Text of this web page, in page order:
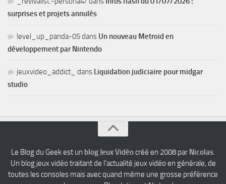
surprises et projets annulés
level_up_panda-05dans Un nouveau Metroid en
développement par Nintendo
jeuxvideo_addict_ dans Liquidation judiciaire pour midgar
studio
Le Blog du Geek est un blog Jeux Vidéocréé en 2008 par Nicolas.
Un blog jeux vidéo traitant de l'actualité jeux vidéo en générale, de
toutes les consoles mais avec quand même une grosse préférence